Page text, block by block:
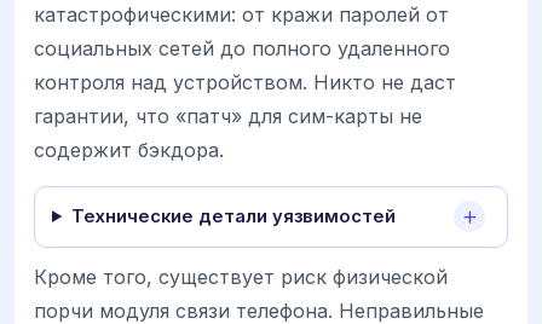
катастрофическими: от кражи паролей от
социальных сетей до полного удаленного
контроля над устройством. Никто не даст
гарантии, что «патч» для сим-карты не
содержит бэкдора.
Технические детали уязвимостей
Кроме того, существует риск физической
порчи модуля связи телефона. Неправильные